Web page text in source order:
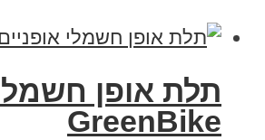
תלת אופן
GreenBike